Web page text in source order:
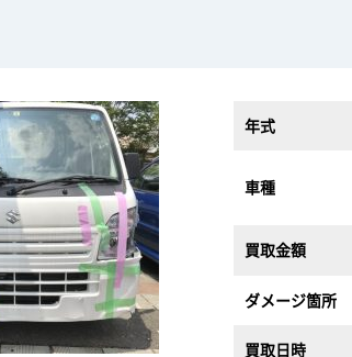
年式
車種
買取金額
ダメージ箇所
買取日時